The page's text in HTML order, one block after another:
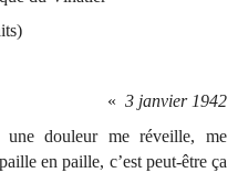
« 3 janvier 1942
douleur me réveille, me
en paille, c’est peut-être ça